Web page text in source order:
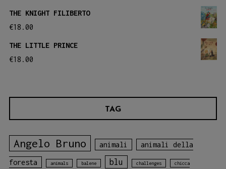
THE KNIGHT FILIBERTO
€18.00
THE LITTLE PRINCE
€18.00
TAG
Angelo Bruno animali animali della
foresta animals balene blu challenges chicca